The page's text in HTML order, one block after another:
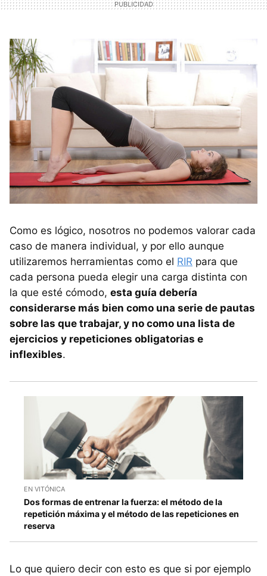
Como es lógico, nosotros no podemos valorar cada
caso de manera individual, y por ello aunque
utilizaremos herramientas como el RIR para que
cada persona pueda elegir una carga distinta con
la que esté cómodo, esta guía debería
considerarse más bien como una serie de pautas
sobre las que trabajar, y no como una lista de
ejercicios y repeticiones obligatorias e
inflexibles.
EN VITÓNICA
Dos formas de entrenar la fuerza: el método de la
repetición máxima y el método de las repeticiones en
reserva
Lo que quiero decir con esto es que si por ejemplo